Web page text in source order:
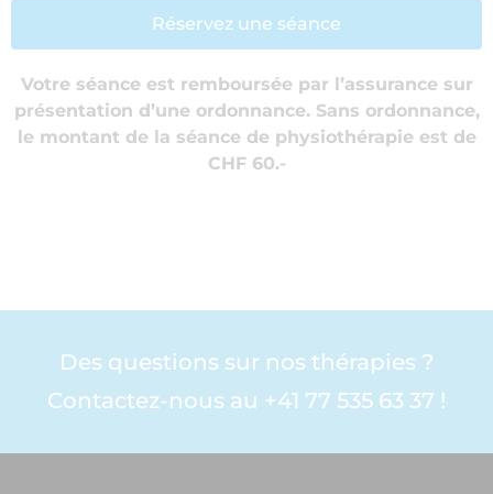
Réservez une séance
Votre séance est remboursée par l’assurance sur
présentation d’une ordonnance. Sans ordonnance,
le montant de la séance de physiothérapie est de
CHF 60.-
Des questions sur nos thérapies ?
Contactez-nous au +41 77 535 63 37 !